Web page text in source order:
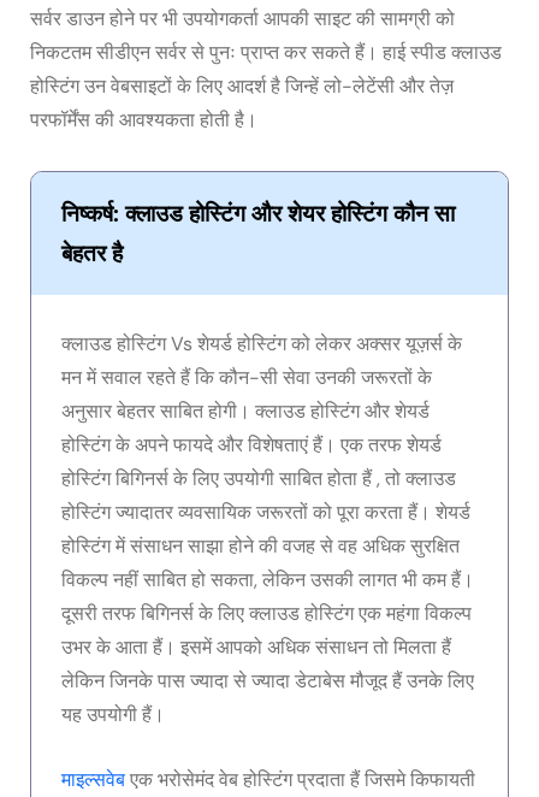
सर्वर डाउन होने पर भी उपयोगकर्ता आपकी साइट की सामग्री को
निकटतम सीडीएन सर्वर से पुनः प्राप्त कर सकते हैं। हाई स्पीड क्लाउड
होस्टिंग उन वेबसाइटों के लिए आदर्श है जिन्हें लो-लेटेंसी और तेज़
परफॉर्मेंस की आवश्यकता होती है।
निष्कर्ष: क्लाउड होस्टिंग और शेयर होस्टिंग कौन सा
बेहतर है
क्लाउड होस्टिंग Vs शेयर्ड होस्टिंग को लेकर अक्सर यूज़र्स के
मन में सवाल रहते हैं कि कौन-सी सेवा उनकी जरूरतों के
अनुसार बेहतर साबित होगी। क्लाउड होस्टिंग और शेयर्ड
होस्टिंग के अपने फायदे और विशेषताएं हैं। एक तरफ शेयर्ड
होस्टिंग बिगिनर्स के लिए उपयोगी साबित होता हैं , तो क्लाउड
होस्टिंग ज्यादातर व्यवसायिक जरूरतों को पूरा करता हैं। शेयर्ड
होस्टिंग में संसाधन साझा होने की वजह से वह अधिक सुरक्षित
विकल्प नहीं साबित हो सकता, लेकिन उसकी लागत भी कम हैं।
दूसरी तरफ बिगिनर्स के लिए क्लाउड होस्टिंग एक महंगा विकल्प
उभर के आता हैं। इसमें आपको अधिक संसाधन तो मिलता हैं
लेकिन जिनके पास ज्यादा से ज्यादा डेटाबेस मौजूद हैं उनके लिए
यह उपयोगी हैं।
माइल्सवेबएक भरोसेमंद वेब होस्टिंग प्रदाता हैं जिसमे किफायती